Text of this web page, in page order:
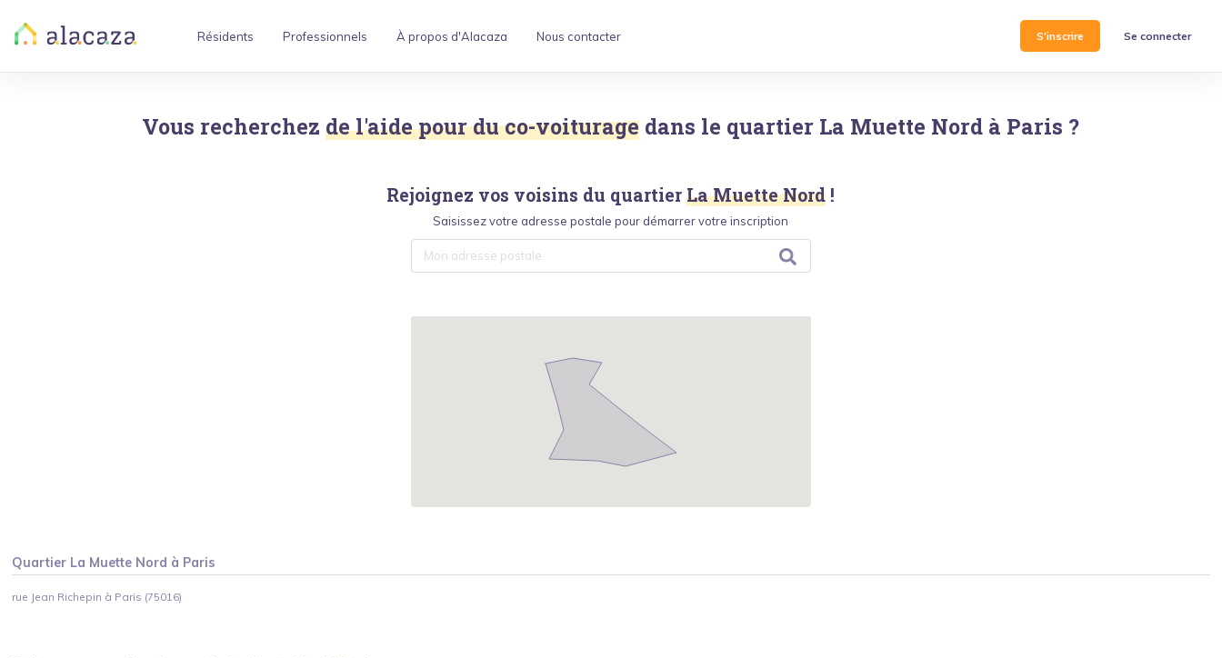
Résidents Professionnels À propos d'Alacaza Nous contacter S'inscrire Se connecter
Vous recherchez de l'aide pour du co-voiturage dans le quartier La Muette Nord à Paris ?
Rejoignez vos voisins du quartier La Muette Nord !
Saisissez votre adresse postale pour démarrer votre inscription
Quartier La Muette Nord à Paris
rue Jean Richepin à Paris (75016)